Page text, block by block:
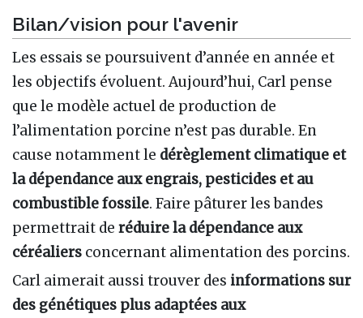
Bilan/vision pour l'avenir
Les essais se poursuivent d’année en année et
les objectifs évoluent. Aujourd’hui, Carl pense
que le modèle actuel de production de
l’alimentation porcine n’est pas durable. En
cause notamment le dérèglement climatique et
la dépendance aux engrais, pesticides et au
combustible fossile. Faire pâturer les bandes
permettrait de réduire la dépendance aux
céréaliers concernant alimentation des porcins.
Carl aimerait aussi trouver des informations sur
des génétiques plus adaptées aux